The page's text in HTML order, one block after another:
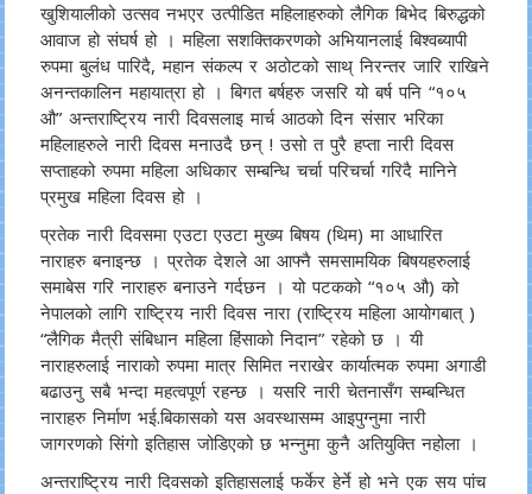
खुशियालीको उत्सव नभएर उत्पीडित महिलाहरुको लैगिक बिभेद बिरुद्धको
आवाज हो संघर्ष हो । महिला सशक्तिकरणको अभियानलाई बिश्वब्यापी
रुपमा बुलंध पारिदै, महान संकल्प र अठोटको साथ् निरन्तर जारि राखिने
अनन्तकालिन महायात्रा हो । बिगत बर्षहरु जसरि यो बर्ष पनि “१०५
औ” अन्तराष्ट्रिय नारी दिवसलाइ मार्च आठको दिन संसार भरिका
महिलाहरुले नारी दिवस मनाउदै छन् ! उसो त पुरै हप्ता नारी दिवस
सप्ताहको रुपमा महिला अधिकार सम्बन्धि चर्चा परिचर्चा गरिदै मानिने
प्रमुख महिला दिवस हो ।
प्रतेक नारी दिवसमा एउटा एउटा मुख्य बिषय (थिम) मा आधारित
नाराहरु बनाइन्छ । प्रतेक देशले आ आफ्नै समसामयिक बिषयहरुलाई
समाबेस गरि नाराहरु बनाउने गर्दछन । यो पटकको “१०५ औ) को
नेपालको लागि राष्ट्रिय नारी दिवस नारा (राष्ट्रिय महिला आयोगबात् )
“लैगिक मैत्री संबिधान महिला हिंसाको निदान” रहेको छ । यी
नाराहरुलाई नाराको रुपमा मात्र सिमित नराखेर कार्यात्मक रुपमा अगाडी
बढाउनु सबै भन्दा महत्वपूर्ण रहन्छ । यसरि नारी चेतनासँग सम्बन्धित
नाराहरु निर्माण भई.बिकासको यस अवस्थासम्म आइपुग्नुमा नारी
जागरणको सिंगो इतिहास जोडिएको छ भन्नुमा कुनै अतियुक्ति नहोला ।
अन्तराष्ट्रिय नारी दिवसको इतिहासलाई फर्केर हेर्ने हो भने एक सय पांच